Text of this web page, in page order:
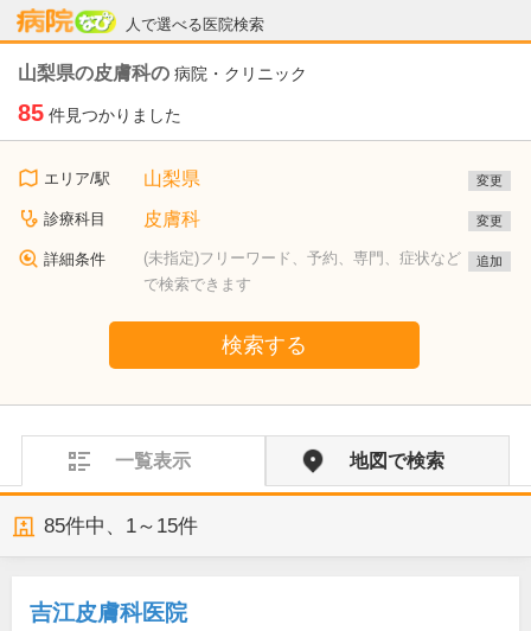
人で選べる医院検索
病院なび
山梨県の皮膚科の 病院・クリニック
85 件見つかりました
エリア/駅 山梨県 変更
診療科目 皮膚科 変更
詳細条件
(未指定)フリーワード、予約、専門、症状など
で検索できます
追加
検索する
一覧表示 地図で検索
85件中、 1～15件
吉江皮膚科医院